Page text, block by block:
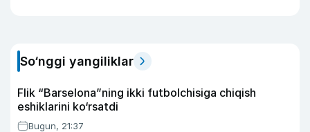
So‘nggi yangiliklar
Flik “Barselona”ning ikki futbolchisiga chiqish
eshiklarini ko‘rsatdi
Bugun, 21:37